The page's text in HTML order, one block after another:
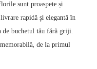
sunt proaspete și
rapidă și elegantă în
de buchetul tău fără griji.
de la primul